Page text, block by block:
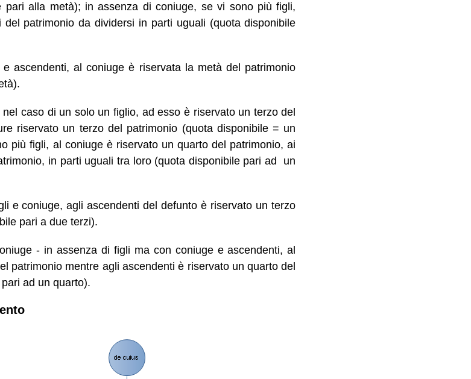
pari alla metà); in assenza di coniuge, se vi sono più figli,
patrimonio da dividersi in parti uguali (quota disponibile
ascendenti, al coniuge è riservata la metà del patrimonio
caso di un solo un figlio, ad esso è riservato un terzo del
riservato un terzo del patrimonio (quota disponibile = un
più figli, al coniuge è riservato un quarto del patrimonio, ai
in parti uguali tra loro (quota disponibile pari ad un
e coniuge, agli ascendenti del defunto è riservato un terzo
pari a due terzi).
- in assenza di figli ma con coniuge e ascendenti, al
patrimonio mentre agli ascendenti è riservato un quarto del
ad un quarto).